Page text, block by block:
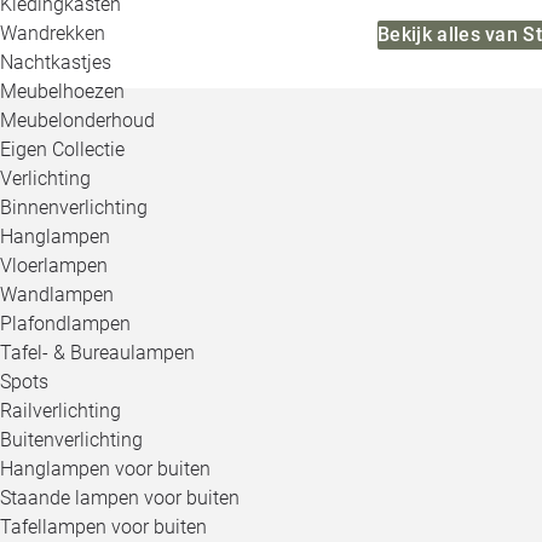
Wandrekken
Nachtkastjes
Meubelhoezen
Meubelonderhoud
Eigen Collectie
Verlichting
Binnenverlichting
Hanglampen
Vloerlampen
Wandlampen
Plafondlampen
Tafel- & Bureaulampen
Spots
Railverlichting
Buitenverlichting
Hanglampen voor buiten
Staande lampen voor buiten
Tafellampen voor buiten
Bekijk alles van